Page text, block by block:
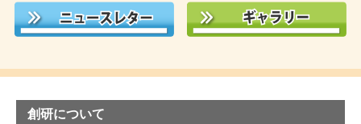
創研について